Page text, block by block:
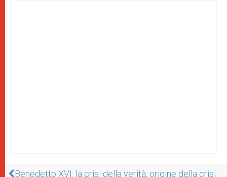
Benedetto XVI: la crisi della verità, origine della crisi